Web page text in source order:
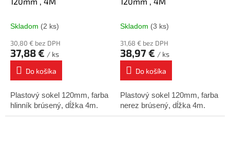
Skladom (2 ks)
30,80 € bez DPH
37,88 € / ks
Do košíka
Plastový sokel 120mm, farba
hlinník brúsený, dĺžka 4m.
Skladom (3 ks)
31,68 € bez DPH
38,97 € / ks
Do košíka
Plastový sokel 120mm, farba
nerez brúsený, dĺžka 4m.